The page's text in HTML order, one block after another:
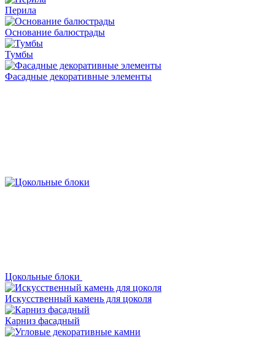
Перила
Основание балюстрады
Тумбы
Фасадные декоративные элементы
Цокольные блоки
Искусственный камень для цоколя
Карниз фасадный